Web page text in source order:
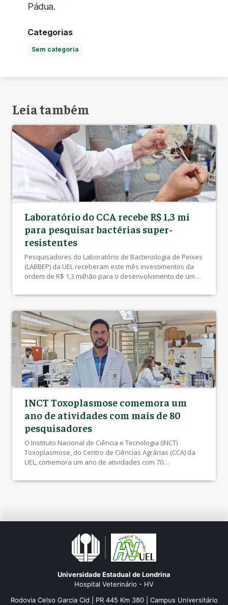
Pádua.
Categorias
Sem categoria
Leia também
Laboratório do CCA recebe R$ 1,3 mi
para pesquisar bactérias super-
resistentes
Pesquisadores do Laboratório de Bacteriologia de Peixes
(LABBEP) da UEL receberam este mês investimentos da
ordem de R$ 1,3 milhão para o desenvolvimento de um
resistentes a antibióticos presentes em criatórios
Hospitais Veterinários. O investimento é resultado da
aprovação do edital 52/2022 […]
INCT Toxoplasmose comemora um
ano de atividades com mais de 80
pesquisadores
O Instituto Nacional de Ciência e Tecnologia (INCT)
Toxoplasmose, do Centro de Ciências Agrárias (CCA) da
UEL, comemora um ano de atividades com 70
provenientes de 32 instituições de sete países. No Brasil,
Universidade Estadual de Londrina
Hospital Veterinário - HV
Rodovia Celso Garcia Cid | PR 445 Km 380 | Campus Universitário